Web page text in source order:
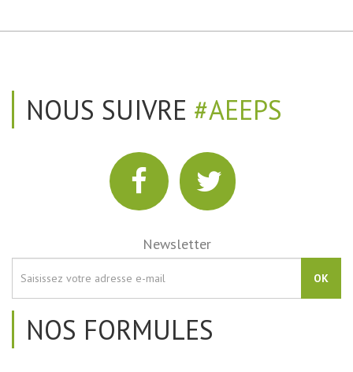
NOUS SUIVRE #AEEPS
Newsletter
OK
NOS FORMULES